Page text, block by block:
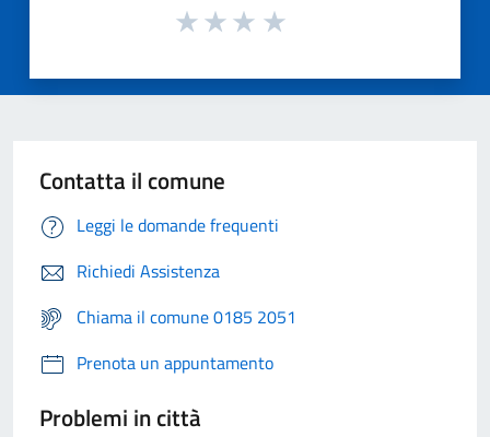
Contatta il comune
Leggi le domande frequenti
Richiedi Assistenza
Chiama il comune 0185 2051
Prenota un appuntamento
Problemi in città